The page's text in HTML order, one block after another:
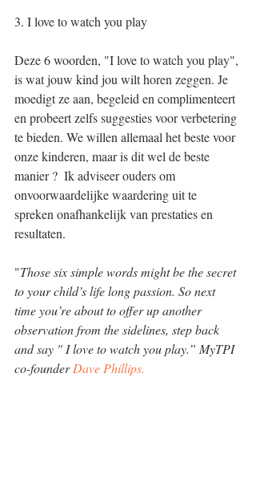
3. I love to watch you play
Deze 6 woorden, "I love to watch you play",
is wat jouw kind jou wilt horen zeggen. Je
moedigt ze aan, begeleid en complimenteert
en probeert zelfs suggesties voor verbetering
te bieden. We willen allemaal het beste voor
onze kinderen, maar is dit wel de beste
manier ?  Ik adviseer ouders om
onvoorwaardelijke waardering uit te
spreken onafhankelijk van prestaties en
resultaten.
"Those six simple words might be the secret
to your child’s life long passion. So next
time you’re about to offer up another
observation from the sidelines, step back
and say " I love to watch you play.” MyTPI
co-founder Dave Phillips.